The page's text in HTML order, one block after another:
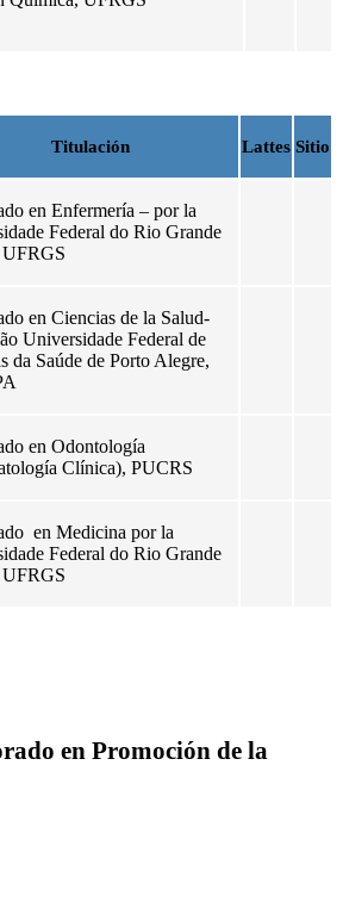
Titulación Lattes Sitio
en Enfermería – por la
Federal do Rio Grande
en Ciencias de la Salud-
Universidade Federal de
da Saúde de Porto Alegre,
en Odontología
Clínica), PUCRS
en Medicina por la
Federal do Rio Grande
UFRGS
en Promoción de la